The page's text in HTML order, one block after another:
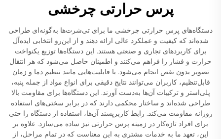
پرس حرارتی چرخشی
دستگاه‌های پرس حرارتی چرخشی ما برای تی‌شرت‌ها به‌گونه‌ای طراحی
شده‌اند که کیفیت و عملکرد عالی ارائه دهند و از این‌رو انتخابی ایده‌آل
برای کاربردهای تجاری و صنعتی هستند. این دستگاه‌ها توزیع یکنواخت
حرارت و فشار را فراهم می‌کنند و اطمینان حاصل می‌شود که هر انتقال
تصویر بدون نقص انجام می‌شود. با قابلیت‌هایی مانند تنظیم دما و زمان
قابل‌تنظیم، کاربران می‌توانند نتایج دقیقی برای انواع مواد از جمله پنبه،
پلی‌استر و ترکیبات آن‌ها به‌دست آورند. این دستگاه‌ها برای مقاومت بالا
طراحی شده‌اند و ساختار محکمی دارند که در برابر سختی‌های استفاده
روزانه مقاومت می‌کند. رابط کاربرپسند آن‌ها، استفاده از دستگاه را حتی
برای افراد تازه‌کار در زمینه پرس حرارتی نیز ساده می‌سازد. علاوه بر
این، تعهد ما به خدمات مشتری به این معناست که در تمام مراحل، از